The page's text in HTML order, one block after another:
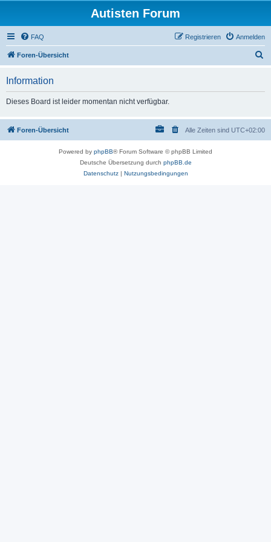
Autisten Forum
FAQ Anmelden
Registrieren
Foren-Übersicht
Information
Dieses Board ist leider momentan nicht verfügbar.
Foren-Übersicht Alle Zeiten sind UTC+02:00
Powered by phpBB® Forum Software © phpBB Limited
Deutsche Übersetzung durch phpBB.de
Datenschutz| Nutzungsbedingungen